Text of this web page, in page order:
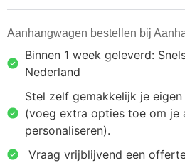
Aanhangwagen bestellen bij
Binnen 1 week geleverd:
Nederland
Stel zelf gemakkelijk je
(voeg extra opties toe om je
personaliseren).
⁠Vraag vrijblijvend een